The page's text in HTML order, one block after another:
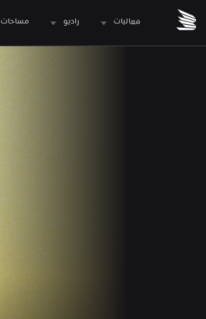
فعاليات راديو مساحات